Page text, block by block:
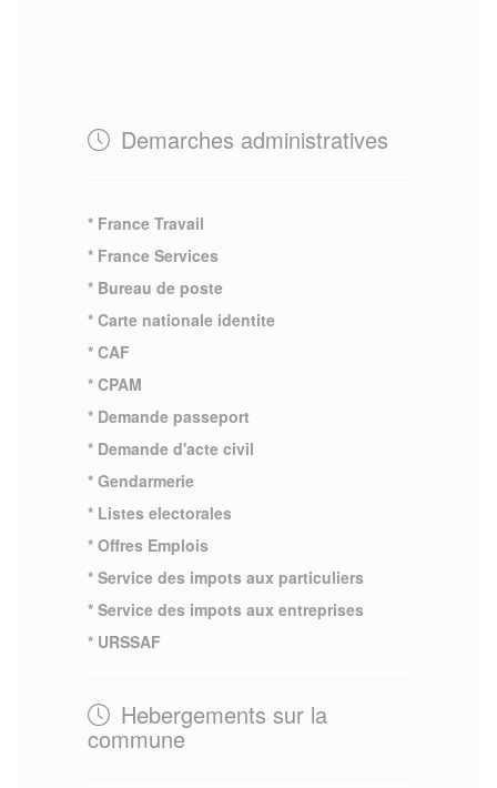
Demarches administratives
* France Travail
* France Services
* Bureau de poste
* Carte nationale identite
* CAF
* CPAM
* Demande passeport
* Demande d'acte civil
* Gendarmerie
* Listes electorales
* Offres Emplois
* Service des impots aux particuliers
* Service des impots aux entreprises
* URSSAF
Hebergements sur la
commune